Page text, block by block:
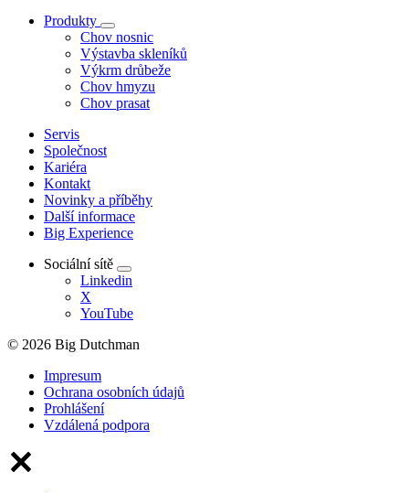
Produkty
Chov nosnic
Výstavba skleníků
Výkrm drůbeže
Chov hmyzu
Chov prasat
Servis
Společnost
Kariéra
Kontakt
Novinky a příběhy
Další informace
Big Experience
Sociální sítě
Linkedin
X
YouTube
© 2026 Big Dutchman
Impresum
Ochrana osobních údajů
Prohlášení
Vzdálená podpora